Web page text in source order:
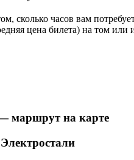
сколько часов вам
цена билета) на том или
маршрут на карте